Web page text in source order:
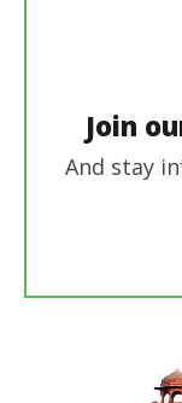
Join
And stay